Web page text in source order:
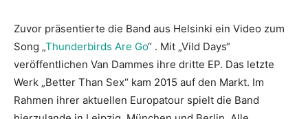
Zuvor präsentierte die Band aus Helsinki ein Video zum
Song „Thunderbirds Are Go“ . Mit „Vild Days“
veröffentlichen Van Dammes ihre dritte EP. Das letzte
Werk „Better Than Sex“ kam 2015 auf den Markt. Im
Rahmen ihrer aktuellen Europatour spielt die Band